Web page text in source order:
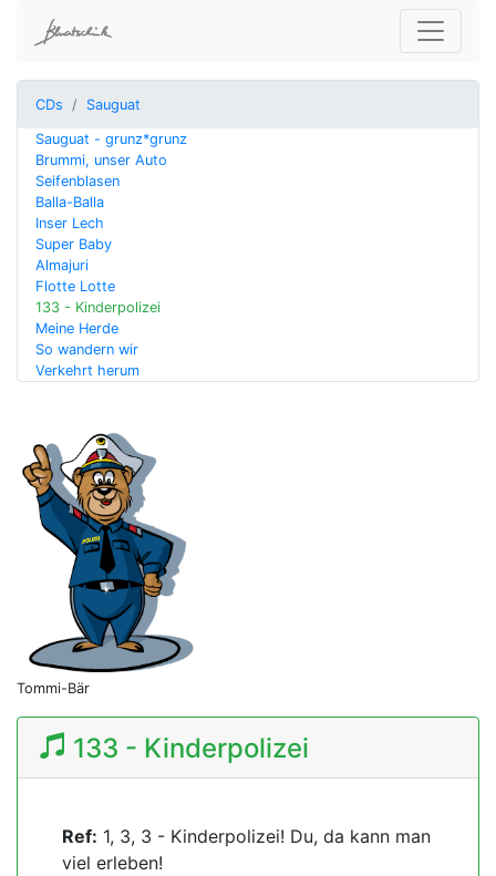
CDs Sauguat
Sauguat - grunz*grunz
Brummi, unser Auto
Seifenblasen
Balla-Balla
Inser Lech
Super Baby
Almajuri
Flotte Lotte
133 - Kinderpolizei
Meine Herde
So wandern wir
Verkehrt herum
Tommi-Bär
133 - Kinderpolizei
Ref: 1, 3, 3 - Kinderpolizei! Du, da kann man
viel erleben!